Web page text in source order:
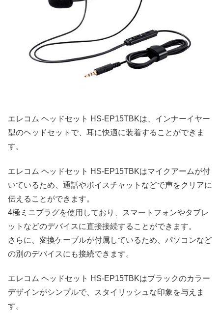
エレコム ヘッドセット HS-EP15TBKは、インナーイヤー
型のヘッドセットで、耳に快適に装着することができま
す。
エレコム ヘッドセット HS-EP15TBKはマイクアームが付
いているため、通話やボイスチャットなどで声をクリアに
伝えることができます。
4極ミニプラグを使用しており、スマートフォンやタブレ
ットなどのデバイスに直接接続することができます。
さらに、変換ケーブルが付属しているため、パソコンなど
の別のデバイスにも接続できます。
エレコム ヘッドセット HS-EP15TBKはブラックのカラー
デザインがシンプルで、スタイリッシュな印象を与えま
す。